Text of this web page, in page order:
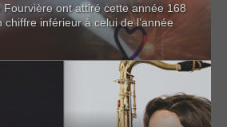
Fourvière ont attiré cette année 168
chiffre inférieur à celui de l’année